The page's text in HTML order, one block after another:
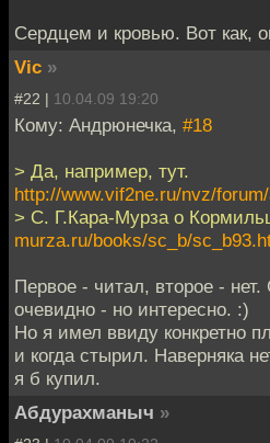
Сердцем и кровью. Вот как,
Vic »
#22 | 10.04.09 19:20
Кому: Андрюнечка, #18
> Да, например, тут.
http://www.vif2ne.ru/nvz/
> С. Г.Кара-Мурза о
murza.ru/books/sc_b/
Первое - читал, второе -
очевидно - но интересно. :)
Но я имел ввиду конкретно
и когда стырил. Наверняка
я б купил.
Абдурахманыч »